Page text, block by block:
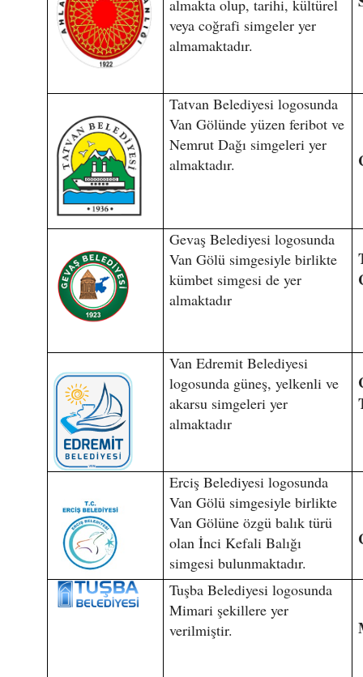
almakta olup, tarihi, kültürel
veya coğrafi simgeler yer
almamaktadır.
Tatvan Belediyesi logosunda
Van Gölünde yüzen feribot ve
Nemrut Dağı simgeleri yer
almaktadır.
Gevaş Belediyesi logosunda
Van Gölü simgesiyle birlikte
kümbet simgesi de yer
almaktadır
Van Edremit Belediyesi
logosunda güneş, yelkenli ve
akarsu simgeleri yer
almaktadır
Erciş Belediyesi logosunda
Van Gölü simgesiyle birlikte
Van Gölüne özgü balık türü
olan İnci Kefali Balığı
simgesi bulunmaktadır.
Tuşba Belediyesi logosunda
Mimari şekillere yer
verilmiştir.